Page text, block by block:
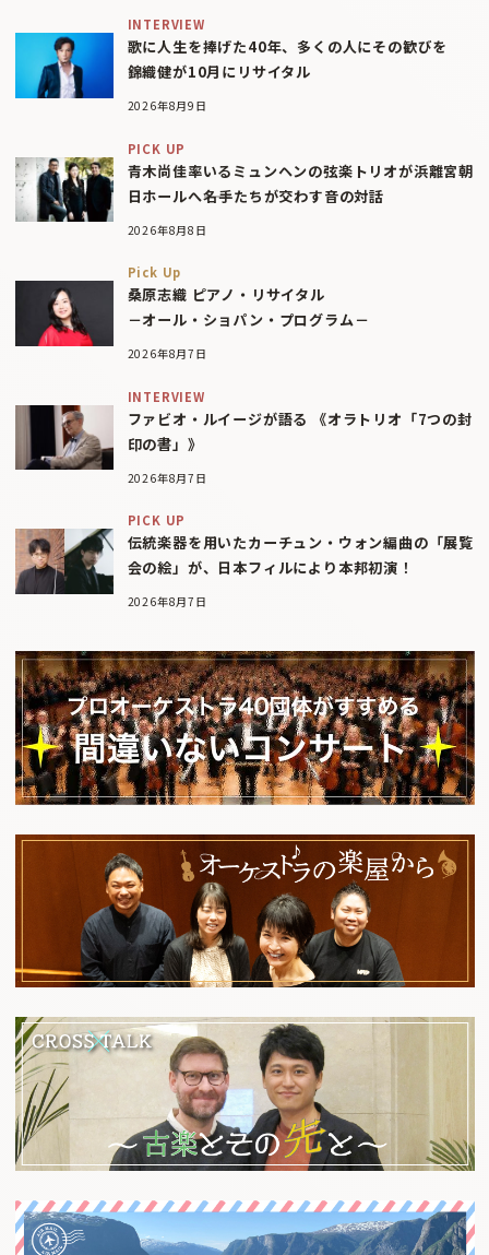
INTERVIEW
歌に人生を捧げた40年、多くの人にその歓びを
錦織健が10月にリサイタル
2026年8月9日
PICK UP
青木尚佳率いるミュンヘンの弦楽トリオが浜離宮朝
日ホールへ――名手たちが交わす音の対話
2026年8月8日
Pick Up
桑原志織 ピアノ・リサイタル
－オール・ショパン・プログラム－
2026年8月7日
INTERVIEW
ファビオ・ルイージが語る 《オラトリオ「7つの封
印の書」》
2026年8月7日
PICK UP
伝統楽器を用いたカーチュン・ウォン編曲の「展覧
会の絵」が、日本フィルにより本邦初演！
2026年8月7日